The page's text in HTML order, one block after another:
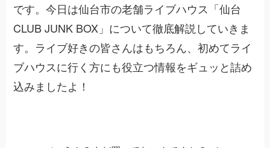
です。今日は仙台市の老舗ライブハウス「仙台
CLUB JUNK BOX」について徹底解説していきま
す。ライブ好きの皆さんはもちろん、初めてライ
ブハウスに行く方にも役立つ情報をギュッと詰め
込みましたよ！